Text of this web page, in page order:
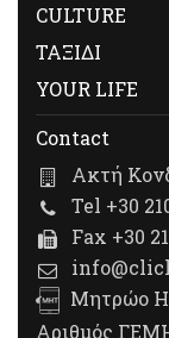
CULTURE
ΤΑΞΙΔΙ
YOUR LIFE
Contact
Ακτή
Tel +30
Fax +30
Μητρώο
Αριθμός